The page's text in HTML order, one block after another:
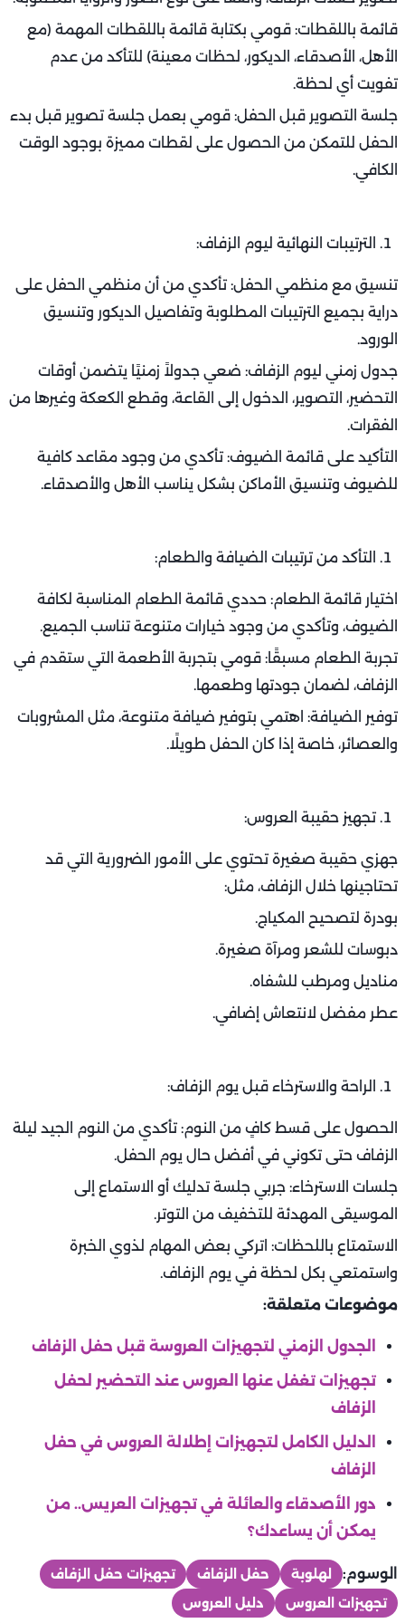
قائمة باللقطات: قومي بكتابة قائمة باللقطات المهمة (مع
الأهل، الأصدقاء، الديكور، لحظات معينة) للتأكد من عدم
تفويت أي لحظة.
جلسة التصوير قبل الحفل: قومي بعمل جلسة تصوير قبل بدء
الحفل للتمكن من الحصول على لقطات مميزة بوجود الوقت
الكافي.
الترتيبات النهائية ليوم الزفاف:
تنسيق مع منظمي الحفل: تأكدي من أن منظمي الحفل على
دراية بجميع الترتيبات المطلوبة وتفاصيل الديكور وتنسيق
الورود.
جدول زمني ليوم الزفاف: ضعي جدولاً زمنيًا يتضمن أوقات
التحضير، التصوير، الدخول إلى القاعة، وقطع الكعكة وغيرها من
الفقرات.
التأكيد على قائمة الضيوف: تأكدي من وجود مقاعد كافية
للضيوف وتنسيق الأماكن بشكل يناسب الأهل والأصدقاء.
التأكد من ترتيبات الضيافة والطعام:
اختيار قائمة الطعام: حددي قائمة الطعام المناسبة لكافة
الضيوف، وتأكدي من وجود خيارات متنوعة تناسب الجميع.
تجربة الطعام مسبقًا: قومي بتجربة الأطعمة التي ستقدم في
الزفاف، لضمان جودتها وطعمها.
توفير الضيافة: اهتمي بتوفير ضيافة متنوعة، مثل المشروبات
والعصائر، خاصة إذا كان الحفل طويلًا.
تجهيز حقيبة العروس:
جهزي حقيبة صغيرة تحتوي على الأمور الضرورية التي قد
تحتاجينها خلال الزفاف، مثل:
بودرة لتصحيح المكياج.
دبوسات للشعر ومرآة صغيرة.
مناديل ومرطب للشفاه.
عطر مفضل لانتعاش إضافي.
الراحة والاسترخاء قبل يوم الزفاف:
الحصول على قسط كافٍ من النوم: تأكدي من النوم الجيد ليلة
الزفاف حتى تكوني في أفضل حال يوم الحفل.
جلسات الاسترخاء: جربي جلسة تدليك أو الاستماع إلى
الموسيقى المهدئة للتخفيف من التوتر.
الاستمتاع باللحظات: اتركي بعض المهام لذوي الخبرة
واستمتعي بكل لحظة في يوم الزفاف.
موضوعات متعلقة:
الجدول الزمني لتجهيزات العروسة قبل حفل الزفاف
تجهيزات تغفل عنها العروس عند التحضير لحفل
الزفاف
الدليل الكامل لتجهيزات إطلالة العروس في حفل
الزفاف
دور الأصدقاء والعائلة في تجهيزات العريس.. من
يمكن أن يساعدك؟
الوسوم: لهلوبة حفل الزفاف
تجهيزات حفل الزفاف
تجهيزات العروس
دليل العروس